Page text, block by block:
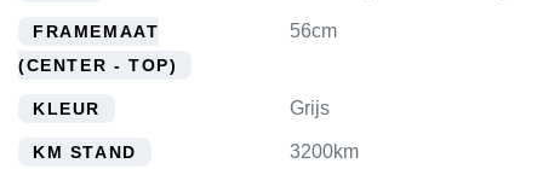
FRAMEMAAT
(CENTER - TOP)
56cm
KLEUR Grijs
KM STAND 3200km